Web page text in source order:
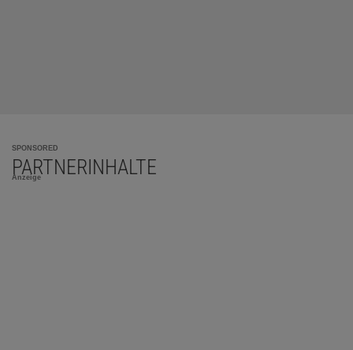
SPONSORED
PARTNERINHALTE
Anzeige